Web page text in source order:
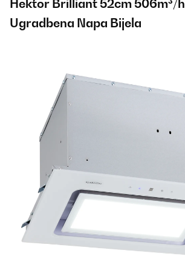
Hektor Brilliant 52cm 506m³/h
Ugradbena Napa Bijela